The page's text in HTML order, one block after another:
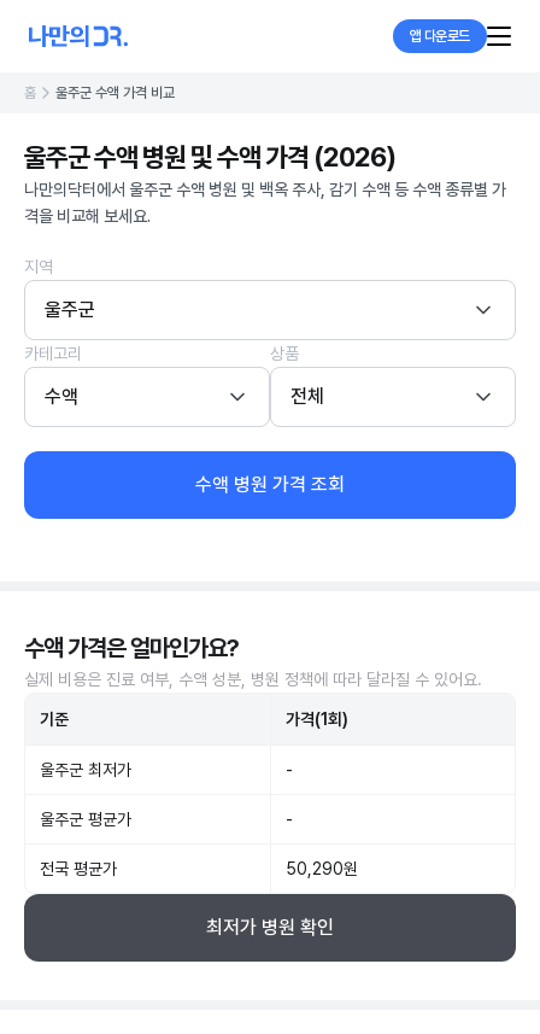
앱 다운로드
홈 울주군 수액 가격 비교
울주군 수액 병원 및 수액 가격 (2026)
나만의닥터에서 울주군 수액 병원 및 백옥 주사, 감기 수액 등 수액 종류별 가
격을 비교해 보세요.
지역
울주군
카테고리
수액
상품
전체
수액 병원 가격 조회
수액 가격은 얼마인가요?
실제 비용은 진료 여부, 수액 성분, 병원 정책에 따라 달라질 수 있어요.
기준 가격(1회)
울주군 최저가 -
울주군 평균가 -
전국 평균가 50,290원
최저가 병원 확인